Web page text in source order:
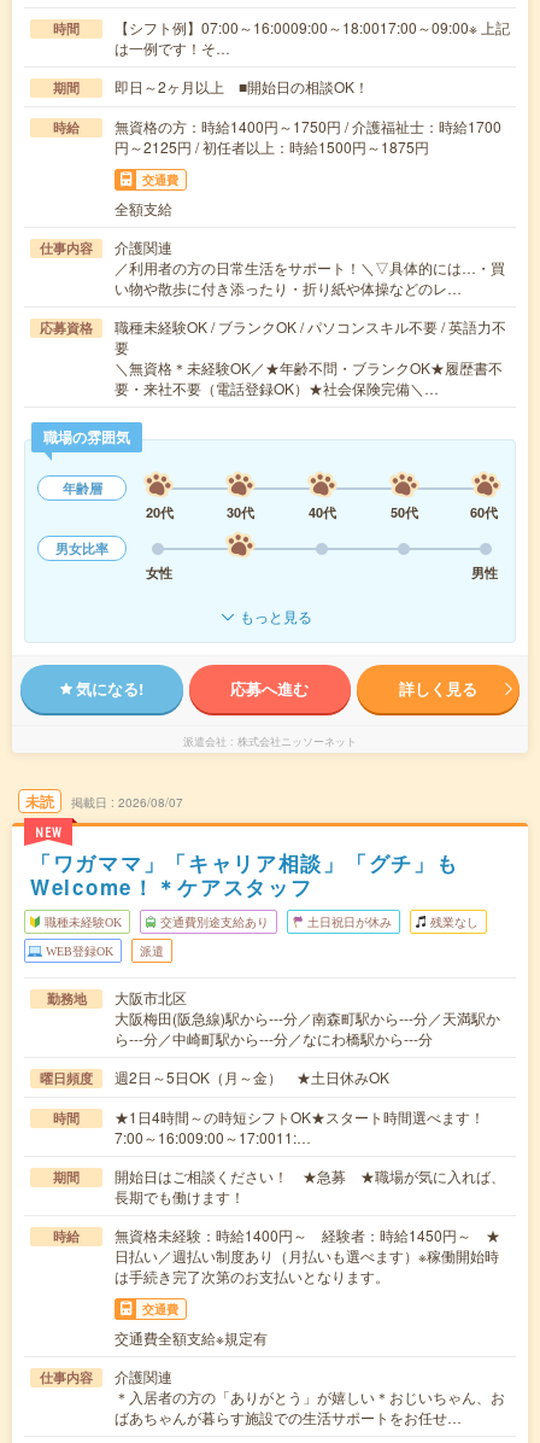
時間
【シフト例】07:00～16:0009:00～18:0017:00～09:00※ 上記
は一例です！そ…
期間 即日～2ヶ月以上 ■開始日の相談OK！
時給
無資格の方：時給1400円～1750円 / 介護福祉士：時給1700
円～2125円 / 初任者以上：時給1500円～1875円
交通費
全額支給
仕事内容
介護関連
／利用者の方の日常生活をサポート！＼▽具体的には…・買
い物や散歩に付き添ったり・折り紙や体操などのレ…
応募資格
職種未経験OK / ブランクOK / パソコンスキル不要 / 英語力不
要
＼無資格＊未経験OK／★年齢不問・ブランクOK★履歴書不
要・来社不要（電話登録OK）★社会保険完備＼…
職場の雰囲気
年齢層
20代
30代 40代 50代
60代
男女比率
女性
男性
もっと見る
気になる! 応募へ進む 詳しく見る
派遣会社 株式会社ニッソーネット
未読
NEW
掲載日 2026/08/07
「ワガママ」「キャリア相談」「グチ」も
Welcome！＊ケアスタッフ
職種未経験OK 交通費別途支給あり 土日祝日が休み 残業なし
WEB登録OK 派遣
勤務地
大阪市北区
大阪梅田(阪急線)駅から---分／南森町駅から---分／天満駅か
ら---分／中崎町駅から---分／なにわ橋駅から---分
曜日頻度 週2日～5日OK（月～金） ★土日休みOK
時間
★1日4時間～の時短シフトOK★スタート時間選べます！
7:00～16:009:00～17:0011:…
期間
開始日はご相談ください！ ★急募 ★職場が気に入れば、
長期でも働けます！
時給
無資格未経験：時給1400円～ 経験者：時給1450円～ ★
日払い／週払い制度あり（月払いも選べます）※稼働開始時
は手続き完了次第のお支払いとなります。
交通費
交通費全額支給※規定有
仕事内容
介護関連
＊入居者の方の「ありがとう」が嬉しい＊おじいちゃん、お
ばあちゃんが暮らす施設での生活サポートをお任せ…